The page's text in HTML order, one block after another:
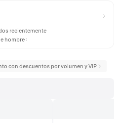
recientemente
hombre
con descuentos por volumen y VIP